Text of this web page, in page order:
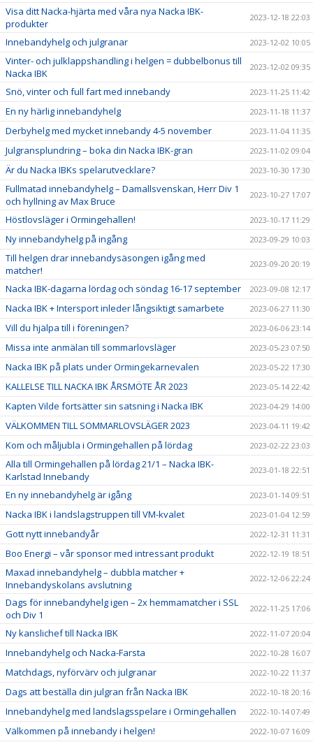
Visa ditt Nacka-hjärta med våra nya Nacka IBK-
produkter
2023-12-18 22:03
Innebandyhelg och julgranar 2023-12-02 10:05
Vinter- och julklappshandling i helgen = dubbelbonus till
Nacka IBK
2023-12-02 09:35
Snö, vinter och full fart med innebandy 2023-11-25 11:42
En ny härlig innebandyhelg 2023-11-18 11:37
Derbyhelg med mycket innebandy 4-5 november 2023-11-04 11:35
Julgransplundring – boka din Nacka IBK-gran 2023-11-02 09:04
Är du Nacka IBKs spelarutvecklare? 2023-10-30 17:30
Fullmatad innebandyhelg – Damallsvenskan, Herr Div 1
och hyllning av Max Bruce
2023-10-27 17:07
Höstlovsläger i Ormingehallen! 2023-10-17 11:29
Ny innebandyhelg på ingång 2023-09-29 10:03
Till helgen drar innebandysäsongen igång med
matcher!
2023-09-20 20:19
Nacka IBK-dagarna lördag och söndag 16-17 september 2023-09-08 12:17
Nacka IBK + Intersport inleder långsiktigt samarbete 2023-06-27 11:30
Vill du hjälpa till i föreningen? 2023-06-06 23:14
Missa inte anmälan till sommarlovsläger 2023-05-23 07:50
Nacka IBK på plats under Ormingekarnevalen 2023-05-22 17:30
KALLELSE TILL NACKA IBK ÅRSMÖTE ÅR 2023 2023-05-14 22:42
Kapten Vilde fortsätter sin satsning i Nacka IBK 2023-04-29 14:00
VÄLKOMMEN TILL SOMMARLOVSLÄGER 2023 2023-04-11 19:42
Kom och måljubla i Ormingehallen på lördag 2023-02-22 23:03
Alla till Ormingehallen på lördag 21/1 – Nacka IBK-
Karlstad Innebandy
2023-01-18 22:51
En ny innebandyhelg är igång 2023-01-14 09:51
Nacka IBK i landslagstruppen till VM-kvalet 2023-01-04 12:59
Gott nytt innebandyår 2022-12-31 11:31
Boo Energi – vår sponsor med intressant produkt 2022-12-19 18:51
Maxad innebandyhelg – dubbla matcher +
Innebandyskolans avslutning
2022-12-06 22:24
Dags för innebandyhelg igen – 2x hemmamatcher i SSL
och Div 1
2022-11-25 17:06
Ny kanslichef till Nacka IBK 2022-11-07 20:04
Innebandyhelg och Nacka-Farsta 2022-10-28 16:07
Matchdags, nyförvärv och julgranar 2022-10-22 11:37
Dags att beställa din julgran från Nacka IBK 2022-10-18 20:16
Innebandyhelg med landslagsspelare i Ormingehallen 2022-10-14 07:49
Välkommen på innebandy i helgen! 2022-10-07 16:09